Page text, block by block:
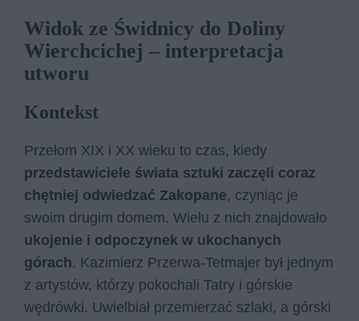
Widok ze Świdnicy do Doliny
Wierchcichej – interpretacja
utworu
Kontekst
Przełom XIX i XX wieku to czas, kiedy
przedstawiciele świata sztuki zaczęli coraz
chętniej odwiedzać Zakopane, czyniąc je
swoim drugim domem. Wielu z nich znajdowało
ukojenie i odpoczynek w ukochanych
górach. Kazimierz Przerwa-Tetmajer był jednym
z artystów, którzy pokochali Tatry i górskie
wędrówki. Uwielbiał przemierzać szlaki, a górski